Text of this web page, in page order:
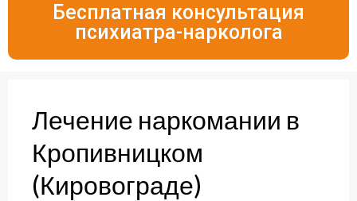
Бесплатная консультация
психиатра-нарколога
Лечение наркомании в
Кропивницком
(Кировограде)